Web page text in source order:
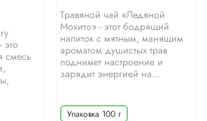
это
смесь
Травяной чай «Ледяной
Мохито» - этот бодрящий
напиток с мятным, манящим
ароматом душистых трав
поднимет настроение и
зарядит энергией на...
Упаковка 100 г